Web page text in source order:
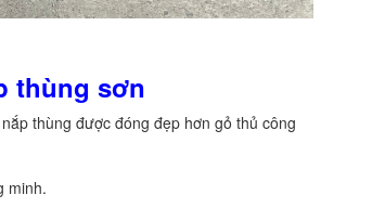
thùng sơn
thùng được đóng đẹp hơn gỏ thủ công
minh.